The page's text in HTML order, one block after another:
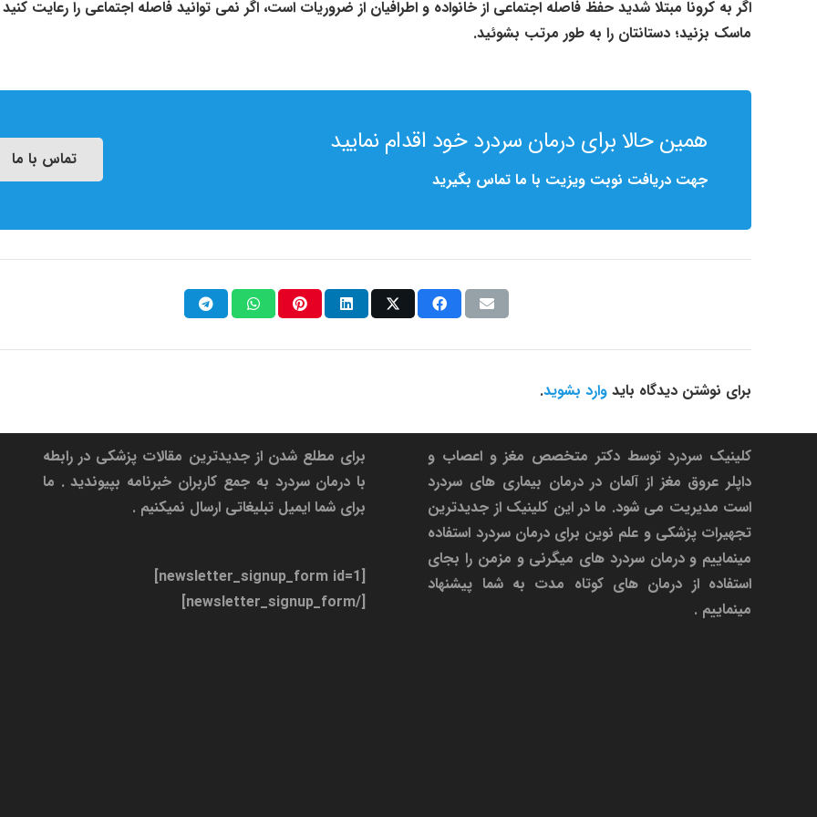
اگر به کرونا مبتلا شدید حفظ فاصله اجتماعی از خانواده و اطرافیان از ضروریات است، اگر نمی توانید فاصله اجتماعی را رعایت
ماسک بزنید؛ دستانتان را به طور مرتب بشوئید.
همین حالا برای درمان سردرد خود اقدام نمایید
جهت دریافت نوبت ویزیت با ما تماس بگیرید
تماس با ما
برای نوشتن دیدگاه باید وارد بشوید.
کلینیک سردرد توسط دکتر متخصص مغز و اعصاب و
داپلر عروق مغز از آلمان در درمان بیماری های سردرد
است مدیریت می شود. ما در این کلینیک از جدیدترین
تجهیرات پزشکی و علم نوین برای درمان سردرد استفاده
مینماییم و درمان سردرد های میگرنی و مزمن را بجای
استفاده از درمان های کوتاه مدت به شما پیشنهاد
مینماییم .
برای مطلع شدن از جدیدترین مقالات پزشکی در رابطه
با درمان سردرد به جمع کاربران خبرنامه بپیوندید . ما
برای شما ایمیل تبلیغاتی ارسال نمیکنیم .
[newsletter_signup_form id=1]
[/newsletter_signup_form]